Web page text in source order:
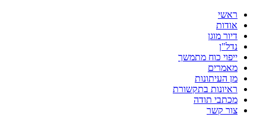
ראשי
אודות
דיור מוגן
נדל"ן
ייפוי כוח מתמשך
מאמרים
מן העיתונות
ראיונות בתקשורת
מכתבי תודה
צור קשר